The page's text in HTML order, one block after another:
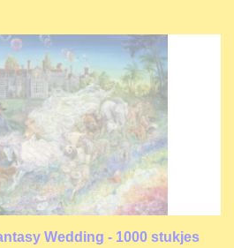
Wedding - 1000 stukjes